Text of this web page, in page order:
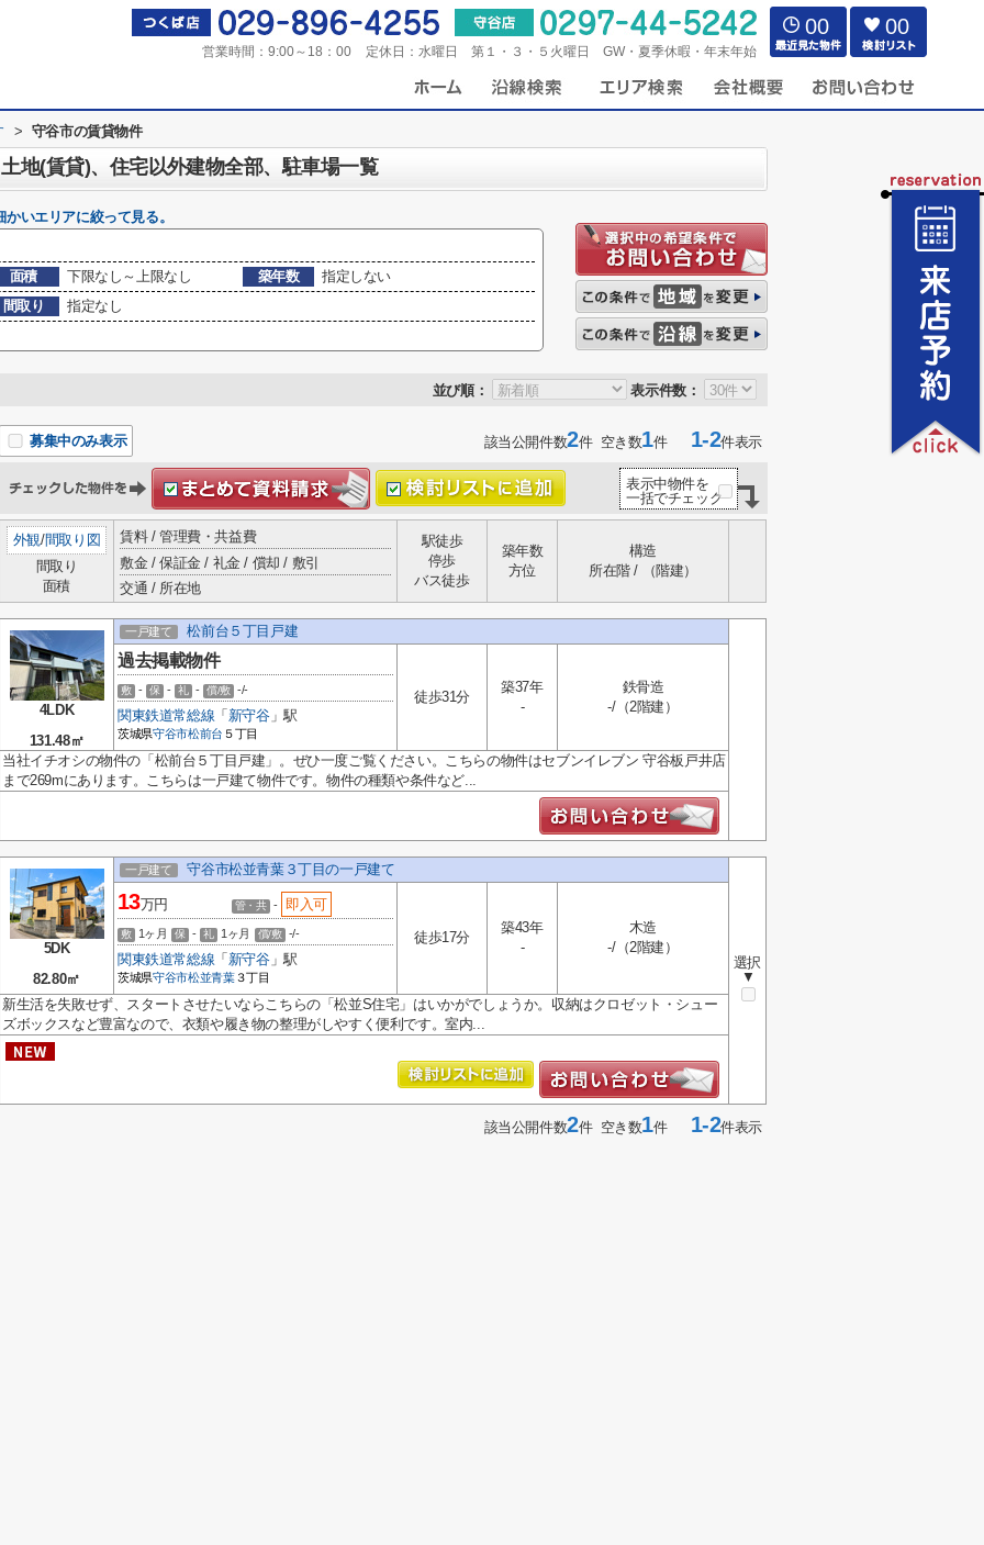
営業時間： 9:00～18：00 定休日： 水曜日 第１・３・５火曜日 GW・夏季休暇・年末年始
00 00
> 守谷市の賃貸物件
地(賃貸)、住宅以外建物全部、駐車場一覧
いエリアに絞って見る。
面積 下限なし～上限なし 築年数
指定しない
間取り
指定なし
並び順： 表示件数：
募集中のみ表示 該当公開件数2件 空き数1件1-2件表示
表示中物件を
一括でチェック
外観/間取り図
間取り
面積
賃料 / 管理費・共益費
敷金 / 保証金 / 礼金 / 償却 / 敷引
交通 / 所在地
駅徒歩
停歩
バス徒歩
築年数
方位
構造
所在階 / （階建）
4LDK
131.48㎡
一戸建て 松前台５丁目戸建
過去掲載物件
敷 - 保 - 礼 - 償/敷 -/-
関東鉄道常総線 「 新守谷」駅
茨城県守谷市松前台 ５丁目
徒歩31分
築37年
-
鉄骨造
-/（2階建）
当社イチオシの物件の「松前台５丁目戸建」。ぜひ一度ご覧ください。こちらの物件はセブンイレブン 守谷板戸井店
まで269mにあります。こちらは一戸建て物件です。物件の種類や条件など...
5DK
82.80㎡
一戸建て 守谷市松並青葉３丁目の一戸建て
選択
▼
13万円 管・共 - 即入可
敷 1ヶ月 保 - 礼 1ヶ月 償/敷 -/-
関東鉄道常総線 「 新守谷」駅
茨城県守谷市松並青葉３丁目
徒歩17分
築43年
-
木造
-/（2階建）
新生活を失敗せず、スタートさせたいならこちらの「松並S住宅」はいかがでしょうか。収納はクロゼット・シュー
ズボックスなど豊富なので、衣類や履き物の整理がしやすく便利です。室内...
該当公開件数2件 空き数1件1-2件表示